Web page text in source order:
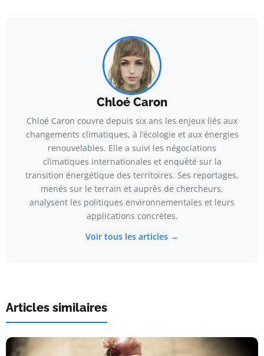
Chloé Caron
Chloé Caron couvre depuis six ans les enjeux liés aux
changements climatiques, à l’écologie et aux énergies
renouvelables. Elle a suivi les négociations
climatiques internationales et enquêté sur la
transition énergétique des territoires. Ses reportages,
menés sur le terrain et auprès de chercheurs,
analysent les politiques environnementales et leurs
applications concrètes.
Voir tous les articles →
Articles similaires